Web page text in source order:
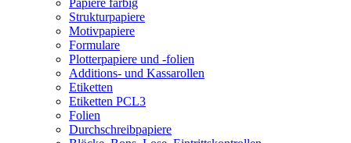
Papiere farbig
Strukturpapiere
Motivpapiere
Formulare
Plotterpapiere und -folien
Additions- und Kassarollen
Etiketten
Etiketten PCL3
Folien
Durchschreibpapiere